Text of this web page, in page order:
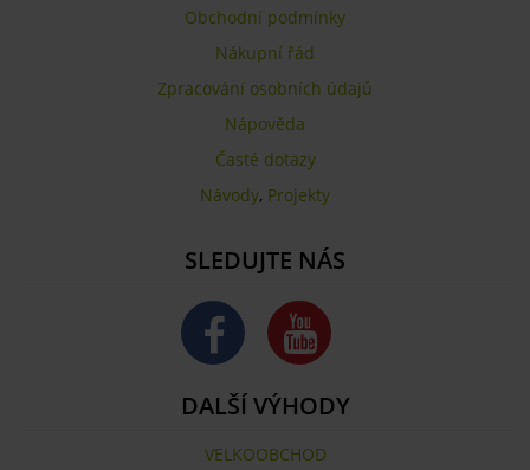
Obchodní podmínky
Nákupní řád
Zpracování osobních údajů
Nápověda
Časté dotazy
Návody, Projekty
SLEDUJTE NÁS
DALŠÍ VÝHODY
VELKOOBCHOD